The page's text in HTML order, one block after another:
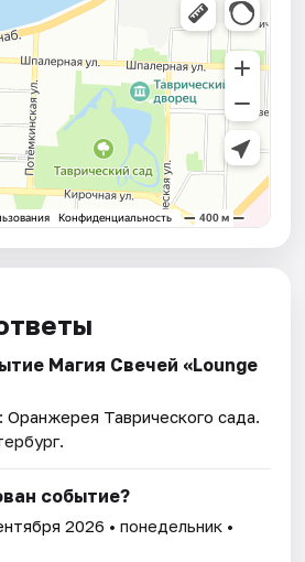
Магия Свечей «Lounge
Оранжерея Таврического сада.
событие?
2026 • понедельник •